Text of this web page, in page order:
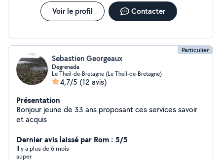
Voir le profil Contacter
Particulier
Sebastien Georgeaux
Degrenada
Le Theil-de-Bretagne (Le Theil-de-Bretagne)
4,7/5 (12 avis)
Présentation
Bonjour jeune de 33 ans proposant ces services savoir
et acquis
Dernier avis laissé par Rom : 5/5
Il y a plus de 6 mois
super